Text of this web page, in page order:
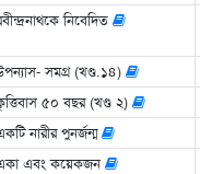
নিবেদিত
সমগ্র (খণ্ড.১৪)
৫০ বছর (খণ্ড ২)
নারীর পুনর্জন্ম
এবং কয়েকজন